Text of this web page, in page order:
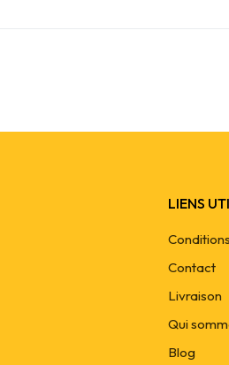
LIENS
Contact
Livraison
Qui
Blog